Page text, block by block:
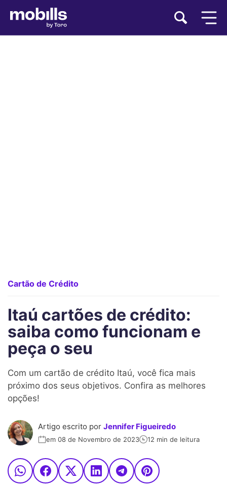
Cartão de Crédito
Itaú cartões de crédito:
saiba como funcionam e
peça o seu
Com um cartão de crédito Itaú, você fica mais
próximo dos seus objetivos. Confira as melhores
opções!
Artigo escrito por Jennifer Figueiredo
em 08 de Novembro de 2023 12 min de leitura